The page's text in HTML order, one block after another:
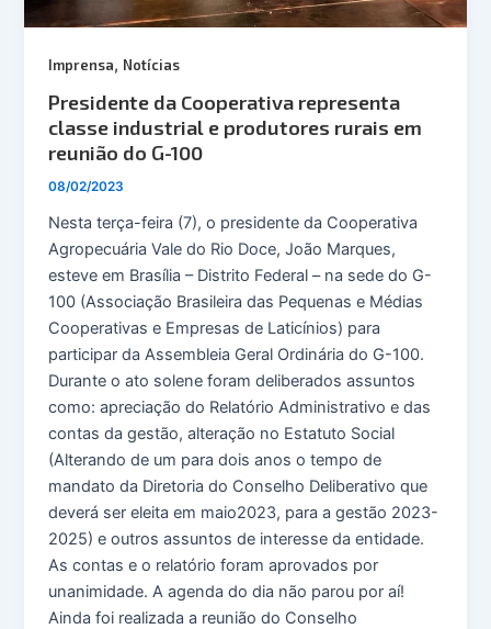
Imprensa, Notícias
Presidente da Cooperativa representa
classe industrial e produtores rurais em
reunião do G-100
08/02/2023
Nesta terça-feira (7), o presidente da Cooperativa
Agropecuária Vale do Rio Doce, João Marques,
esteve em Brasília – Distrito Federal – na sede do G-
100 (Associação Brasileira das Pequenas e Médias
Cooperativas e Empresas de Laticínios) para
participar da Assembleia Geral Ordinária do G-100.
Durante o ato solene foram deliberados assuntos
como: apreciação do Relatório Administrativo e das
contas da gestão, alteração no Estatuto Social
(Alterando de um para dois anos o tempo de
mandato da Diretoria do Conselho Deliberativo que
deverá ser eleita em maio2023, para a gestão 2023-
2025) e outros assuntos de interesse da entidade.
As contas e o relatório foram aprovados por
unanimidade. A agenda do dia não parou por aí!
Ainda foi realizada a reunião do Conselho